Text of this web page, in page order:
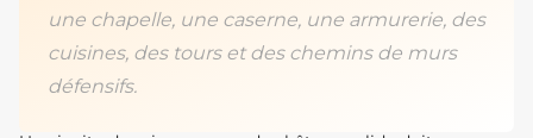
une chapelle, une caserne, une armurerie, des
cuisines, des tours et des chemins de murs
défensifs.